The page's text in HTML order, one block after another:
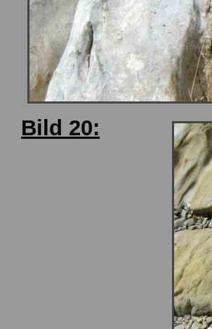
Bild 20: